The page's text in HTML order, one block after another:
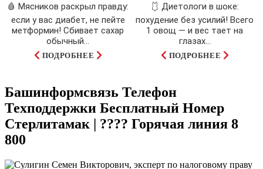
🩸 Мясников раскрыл правду:
если у вас диабет, не пейте
метформин! Сбивает сахар
обычный...
ПОДРОБНЕЕ
🩱 Диетологи в шоке:
похудение без усилий! Всего
1 овощ — и вес тает на
глазах…
ПОДРОБНЕЕ
Башинформсвязь Телефон
Техподдержки Бесплатный Номер
Стерлитамак | ???? Горячая линия 8
800